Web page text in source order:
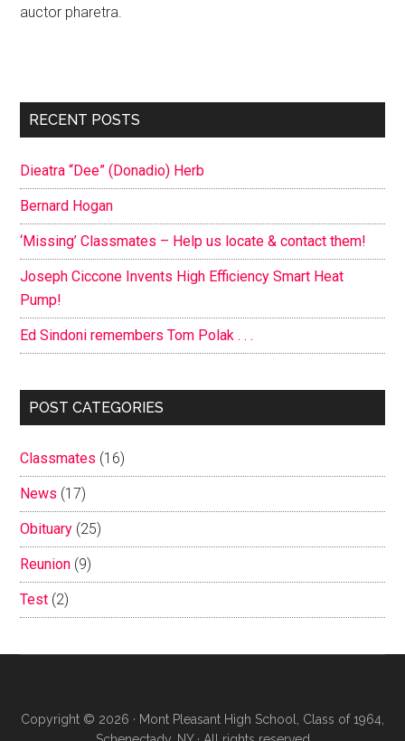
auctor pharetra.
Primary
RECENT POSTS
Dieatra “Dee” (Donadio) Herb
Bernard Hogan
‘Missing’ Classmates – Help us locate & contact them!
Joseph Ciccone Invents High Efficiency Smart Heat
Pump!
Ed Sindoni remembers Tom Polak . . .
POST CATEGORIES
Classmates (16)
News (17)
Obituary (25)
Reunion (9)
Test (2)
Copyright © 2026 · Mont Pleasant High School, Class of 1964,